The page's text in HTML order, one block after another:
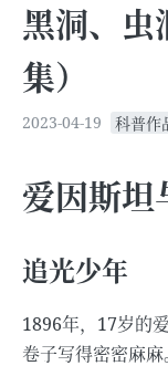
黑洞、虫
集）
2023-04-19 科普作
爱因斯坦
追光少年
1896年，17岁的
卷子写得密密麻麻